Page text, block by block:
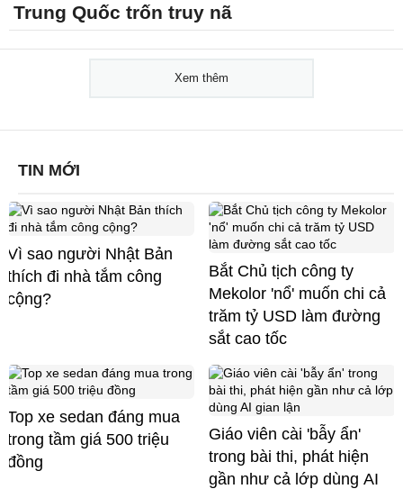
Trung Quốc trốn truy nã
Xem thêm
TIN MỚI
Vì sao người Nhật Bản
thích đi nhà tắm công
cộng?
Bắt Chủ tịch công ty
Mekolor 'nổ' muốn chi cả
trăm tỷ USD làm đường
sắt cao tốc
Top xe sedan đáng mua
trong tầm giá 500 triệu
đồng
Giáo viên cài 'bẫy ẩn'
trong bài thi, phát hiện
gần như cả lớp dùng AI